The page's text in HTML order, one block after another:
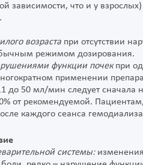
зависимости, что и у
возраста при отсутствии
режимом дозирования.
функции почекпри
применении
до 50 мл/мин следует сначала
от рекомендуемой.
каждого сеанса гемодиализа
системы:изменения